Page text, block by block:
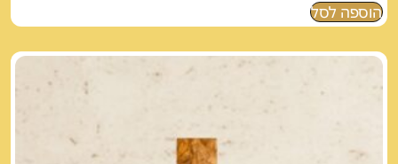
הוספה לסל